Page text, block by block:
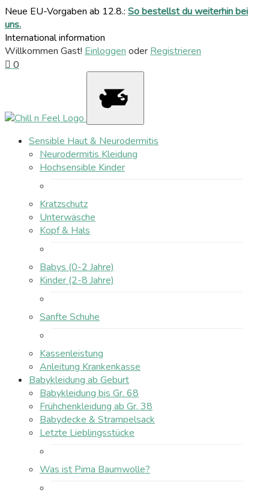
Neue EU-Vorgaben ab 12.8.: So bestellst du weiterhin bei
uns.
International information
Willkommen Gast! Einloggen oder Registrieren
0
Sensible Haut & Neurodermitis
Neurodermitis Kleidung
Hochsensible Kinder
Kratzschutz
Unterwäsche
Kopf & Hals
Babys (0-2 Jahre)
Kinder (2-8 Jahre)
Sanfte Schuhe
Kassenleistung
Anleitung Krankenkasse
Babykleidung ab Geburt
Babykleidung bis Gr. 68
Frühchenkleidung ab Gr. 38
Babydecke & Strampelsack
Letzte Lieblingsstücke
Was ist Pima Baumwolle?